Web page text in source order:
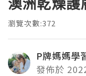
瀏覽次數:372
P牌媽媽學
發佈於